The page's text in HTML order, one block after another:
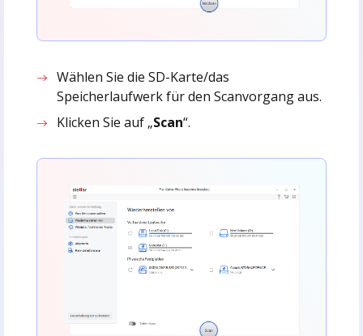
Wählen Sie die SD-Karte/das
Speicherlaufwerk für den Scanvorgang aus.
Klicken Sie auf „Scan“.